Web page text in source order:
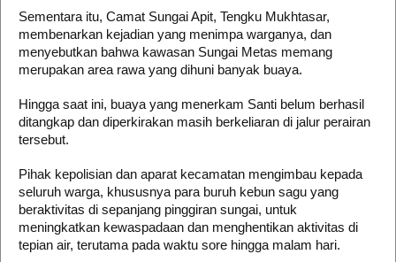
​Sementara itu, Camat Sungai Apit, Tengku Mukhtasar,
membenarkan kejadian yang menimpa warganya, dan
menyebutkan bahwa kawasan Sungai Metas memang
merupakan area rawa yang dihuni banyak buaya.
​Hingga saat ini, buaya yang menerkam Santi belum berhasil
ditangkap dan diperkirakan masih berkeliaran di jalur perairan
tersebut.
Pihak kepolisian dan aparat kecamatan mengimbau kepada
seluruh warga, khususnya para buruh kebun sagu yang
beraktivitas di sepanjang pinggiran sungai, untuk
meningkatkan kewaspadaan dan menghentikan aktivitas di
tepian air, terutama pada waktu sore hingga malam hari.